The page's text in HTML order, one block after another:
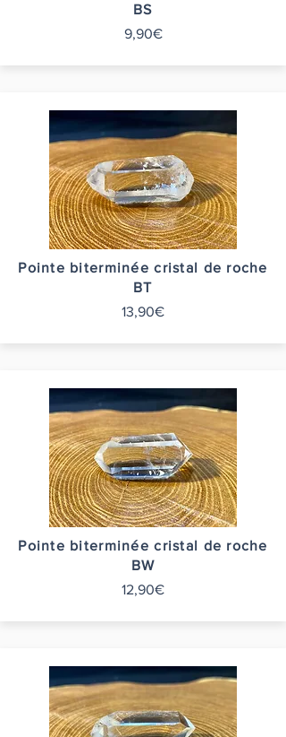
BS
9,90€
Pointe biterminée cristal de roche
BT
13,90€
Pointe biterminée cristal de roche
BW
12,90€